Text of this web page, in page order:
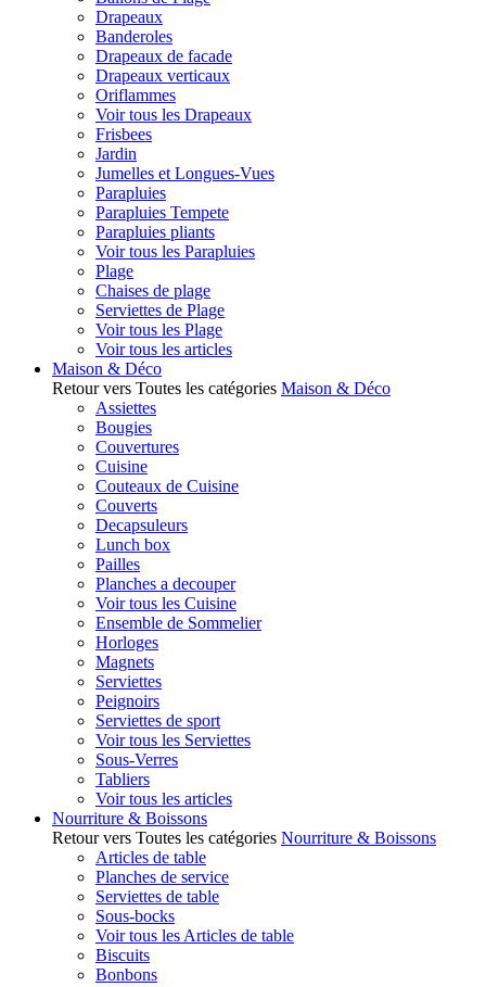
Drapeaux
Banderoles
Drapeaux de facade
Drapeaux verticaux
Oriflammes
Voir tous les Drapeaux
Frisbees
Jardin
Jumelles et Longues-Vues
Parapluies
Parapluies Tempete
Parapluies pliants
Voir tous les Parapluies
Plage
Chaises de plage
Serviettes de Plage
Voir tous les Plage
Voir tous les articles
Maison & Déco
Retour vers Toutes les catégories Maison & Déco
Assiettes
Bougies
Couvertures
Cuisine
Couteaux de Cuisine
Couverts
Decapsuleurs
Lunch box
Pailles
Planches a decouper
Voir tous les Cuisine
Ensemble de Sommelier
Horloges
Magnets
Serviettes
Peignoirs
Serviettes de sport
Voir tous les Serviettes
Sous-Verres
Tabliers
Voir tous les articles
Nourriture & Boissons
Retour vers Toutes les catégories Nourriture & Boissons
Articles de table
Planches de service
Serviettes de table
Sous-bocks
Voir tous les Articles de table
Biscuits
Bonbons